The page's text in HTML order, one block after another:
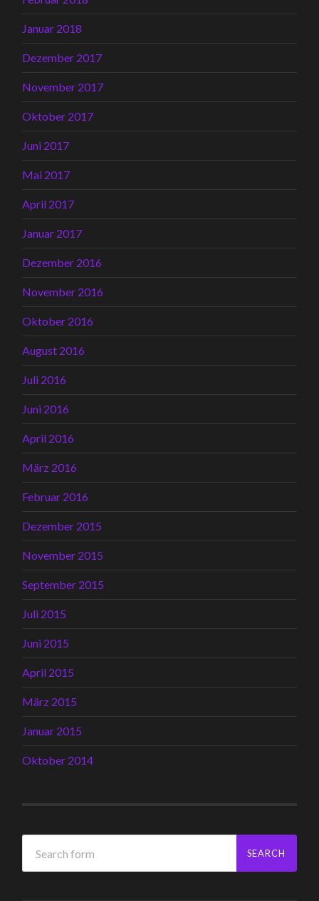
Januar 2018
Dezember 2017
November 2017
Oktober 2017
Juni 2017
Mai 2017
April 2017
Januar 2017
Dezember 2016
November 2016
Oktober 2016
August 2016
Juli 2016
Juni 2016
April 2016
März 2016
Februar 2016
Dezember 2015
November 2015
September 2015
Juli 2015
Juni 2015
April 2015
März 2015
Januar 2015
Oktober 2014